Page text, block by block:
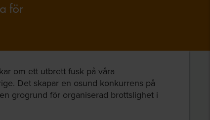
för
om ett utbrett fusk på våra
Det skapar en osund konkurrens på
grogrund för organiserad brottslighet i